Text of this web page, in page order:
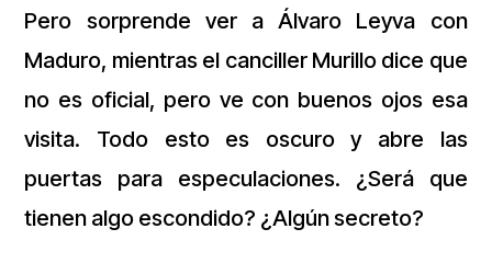
Pero sorprende ver a Álvaro Leyva con
Maduro, mientras el canciller Murillo dice que
no es oficial, pero ve con buenos ojos esa
visita. Todo esto es oscuro y abre las
puertas para especulaciones. ¿Será que
tienen algo escondido? ¿Algún secreto?